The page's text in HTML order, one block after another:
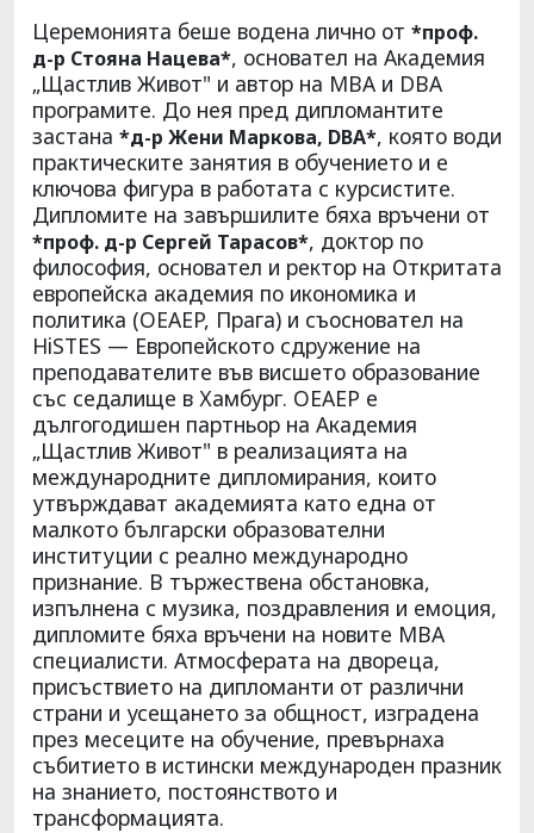
Церемонията беше водена лично от *проф.
д-р Стояна Нацева*, основател на Академия
„Щастлив Живот" и автор на MBA и DBA
програмите. До нея пред дипломантите
застана *д-р Жени Маркова, DBA*, която води
практическите занятия в обучението и е
ключова фигура в работата с курсистите.
Дипломите на завършилите бяха връчени от
*проф. д-р Сергей Тарасов*, доктор по
философия, основател и ректор на Откритата
европейска академия по икономика и
политика (OEAEP, Прага) и съосновател на
HiSTES — Европейското сдружение на
преподавателите във висшето образование
със седалище в Хамбург. OEAEP е
дългогодишен партньор на Академия
„Щастлив Живот" в реализацията на
международните дипломирания, които
утвърждават академията като една от
малкото български образователни
институции с реално международно
признание. В тържествена обстановка,
изпълнена с музика, поздравления и емоция,
дипломите бяха връчени на новите MBA
специалисти. Атмосферата на двореца,
присъствието на дипломанти от различни
страни и усещането за общност, изградена
през месеците на обучение, превърнаха
събитието в истински международен празник
на знанието, постоянството и
трансформацията.